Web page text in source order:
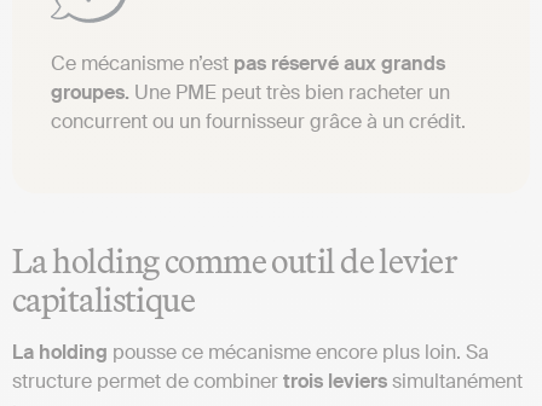
Ce mécanisme n’est pas réservé aux grands
groupes. Une PME peut très bien racheter un
concurrent ou un fournisseur grâce à un crédit.
La holding comme outil de levier
capitalistique
La holding pousse ce mécanisme encore plus loin. Sa
structure permet de combinertrois levierssimultanément